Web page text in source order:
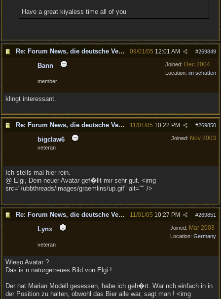
Have a great kiyaless time all of you
Re: Forum News, die deutsche Version. #269849
09/01/05 12:01 AM
Joined: Dec 2004
Location: im schatten
Bann
member
klingt interessant.
Re: Forum News, die deutsche Version. #269850
11/01/05 10:22 PM
Joined: Nov 2003
bigclaw6
veteran
Ich stells mal hier rein.
@ Elgi, Dein neuer Avatar gef�llt mir sehr gut. <img
src="/ubbthreads/images/graemlins/up.gif" alt="" />
Re: Forum News, die deutsche Version. #269851
11/01/05 10:27 PM
Joined: Mar 2003
Location: Germany
Lynx
veteran
Wieso Avatar ?
Das is n naturgetreues Bild von Elgi !
Der hat Marian Modell gesessen, habe ich geh�rt. War nch einfach in in
der Position zu halten, obwohl das Bier alle war, sagt man ! <img